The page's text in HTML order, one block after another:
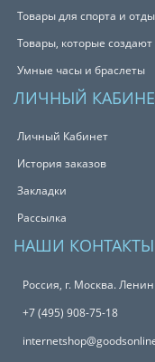
Товары для спорта и
Товары, которые
Умные часы и браслеты
ЛИЧНЫЙ
Личный Кабинет
История заказов
Закладки
Рассылка
НАШИ КОНТАКТЫ
Россия, г. Москва.
+7 (495) 908-75-18